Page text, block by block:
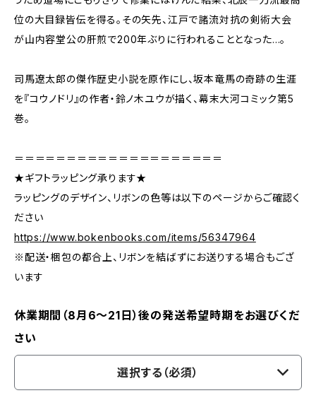
位の大目録皆伝を得る。その矢先、江戸で諸流対抗の剣術大会
が山内容堂公の肝煎で200年ぶりに行われることとなった…。
司馬遼太郎の傑作歴史小説を原作にし、坂本竜馬の奇跡の生涯
を『コウノドリ』の作者・鈴ノ木ユウが描く、幕末大河コミック第5
巻。
＝＝＝＝＝＝＝＝＝＝＝＝＝＝＝＝＝＝＝＝
★ギフトラッピング承ります★
ラッピングのデザイン、リボンの色等は以下のページからご確認く
ださい
https://www.bokenbooks.com/items/56347964
※配送・梱包の都合上、リボンを結ばずにお送りする場合もござ
います
休業期間（8月6〜21日）後の発送希望時期をお選びくだ
さい
選択する（必須）